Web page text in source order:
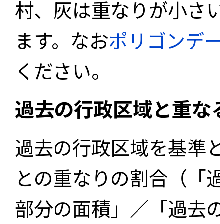
村、灰は重なりが小さ
ます。なおポリゴンデ
ください。
過去の行政区域と重
過去の行政区域を基準
との重なりの割合（「
部分の面積」／「過去